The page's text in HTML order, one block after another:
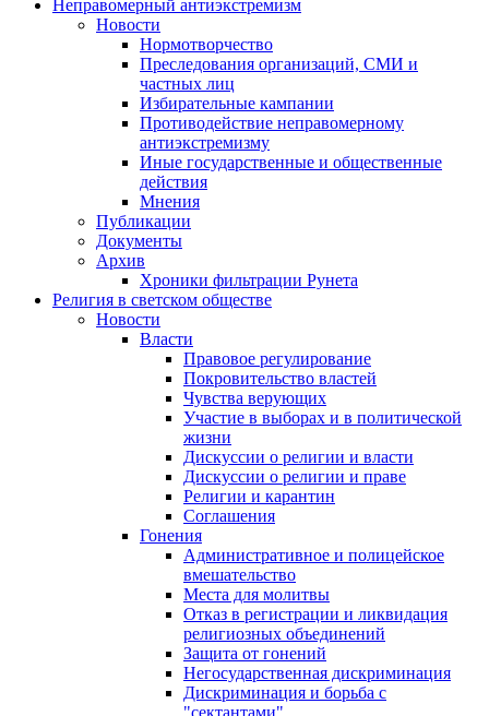
Неправомерный антиэкстремизм
Новости
Нормотворчество
Преследования организаций, СМИ и
частных лиц
Избирательные кампании
Противодействие неправомерному
антиэкстремизму
Иные государственные и общественные
действия
Мнения
Публикации
Документы
Архив
Хроники фильтрации Рунета
Религия в светском обществе
Новости
Власти
Правовое регулирование
Покровительство властей
Чувства верующих
Участие в выборах и в политической
жизни
Дискуссии о религии и власти
Дискуссии о религии и праве
Религии и карантин
Соглашения
Гонения
Административное и полицейское
вмешательство
Места для молитвы
Отказ в регистрации и ликвидация
религиозных объединений
Защита от гонений
Негосударственная дискриминация
Дискриминация и борьба с